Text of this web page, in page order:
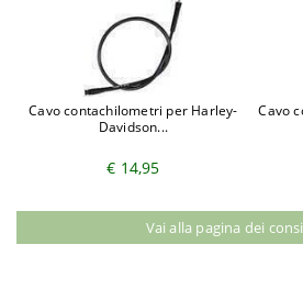
Cavo contachilometri per Harley-
Davidson...
€ 14,95
Cavo
Vai alla pagina dei